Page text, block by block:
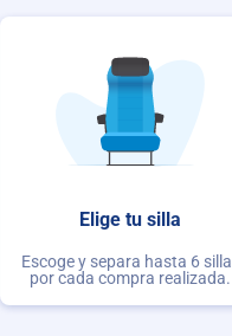
Elige tu silla
Escoge y separa hasta 6
por cada compra realizada.